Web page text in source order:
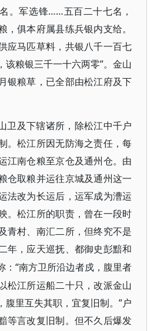
。军选锋……五百二十七名，
，俱本府属县练兵银内支给。
应马匹草料，共银八千一百七
该粮银三千一十六两零”。金山
银粮草，已全部由松江府及下
卫及下辖诸所，除松江中千户
。松江所因无防海之责任，每
江南仓粮至京仓及通州仓。由
仓取粮并运往京城及通州这一
法改为长运后，运军成为漕运
。松江所的职责，曾在一段时
青村、南汇二所，但终究不是
年，应天巡抚、都御史彭黯和
：“南方卫所沿边者戍，腹里者
松江所运船二十只，改派金山
腹里互失其职，宜复旧制。”户
等言改复旧制。但不久后爆发